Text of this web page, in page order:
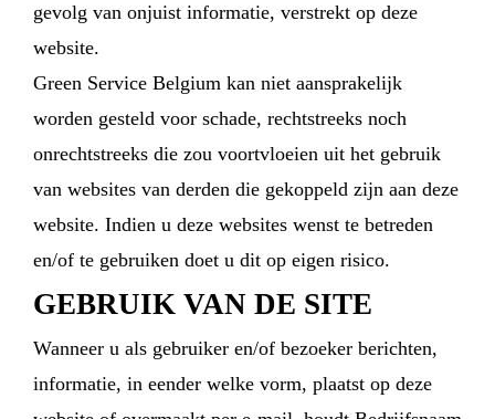
gevolg van onjuist informatie, verstrekt op deze
website.
Green Service Belgium kan niet aansprakelijk
worden gesteld voor schade, rechtstreeks noch
onrechtstreeks die zou voortvloeien uit het gebruik
van websites van derden die gekoppeld zijn aan deze
website. Indien u deze websites wenst te betreden
en/of te gebruiken doet u dit op eigen risico.
GEBRUIK VAN DE SITE
Wanneer u als gebruiker en/of bezoeker berichten,
informatie, in eender welke vorm, plaatst op deze